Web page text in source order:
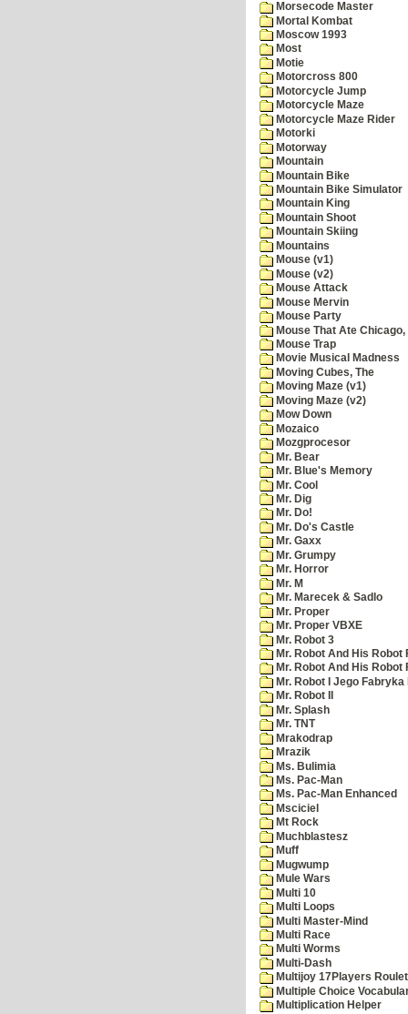
Morsecode Master
Mortal Kombat
Moscow 1993
Most
Motie
Motorcross 800
Motorcycle Jump
Motorcycle Maze
Motorcycle Maze Rider
Motorki
Motorway
Mountain
Mountain Bike
Mountain Bike Simulator
Mountain King
Mountain Shoot
Mountain Skiing
Mountains
Mouse (v1)
Mouse (v2)
Mouse Attack
Mouse Mervin
Mouse Party
Mouse That Ate Chicago,
Mouse Trap
Movie Musical Madness
Moving Cubes, The
Moving Maze (v1)
Moving Maze (v2)
Mow Down
Mozaico
Mozgprocesor
Mr. Bear
Mr. Blue's Memory
Mr. Cool
Mr. Dig
Mr. Do!
Mr. Do's Castle
Mr. Gaxx
Mr. Grumpy
Mr. Horror
Mr. M
Mr. Marecek & Sadlo
Mr. Proper
Mr. Proper VBXE
Mr. Robot 3
Mr. Robot And His Robot
Mr. Robot And His
Mr. Robot I Jego Fabryka
Mr. Robot II
Mr. Splash
Mr. TNT
Mrakodrap
Mrazik
Ms. Bulimia
Ms. Pac-Man
Ms. Pac-Man Enhanced
Msciciel
Mt Rock
Muchblastesz
Muff
Mugwump
Mule Wars
Multi 10
Multi Loops
Multi Master-Mind
Multi Race
Multi Worms
Multi-Dash
Multijoy 17Players
Multiple Choice
Multiplication Helper